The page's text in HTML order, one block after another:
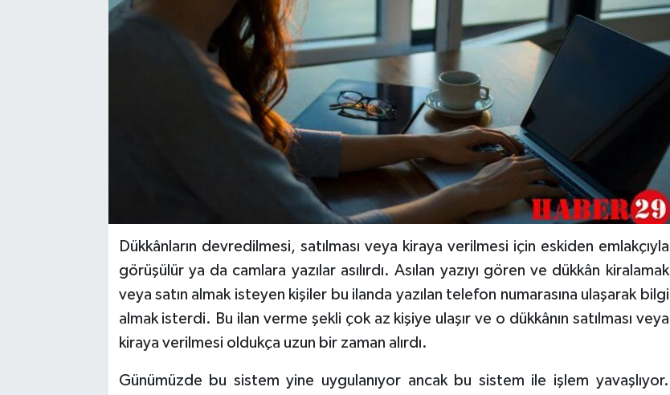
Dükkânların devredilmesi, satılması veya kiraya verilmesi için eskiden emlakçıyla
görüşülür ya da camlara yazılar asılırdı. Asılan yazıyı gören ve dükkân kiralamak
veya satın almak isteyen kişiler bu ilanda yazılan telefon numarasına ulaşarak bilgi
almak isterdi. Bu ilan verme şekli çok az kişiye ulaşır ve o dükkânın satılması veya
kiraya verilmesi oldukça uzun bir zaman alırdı.
Günümüzde bu sistem yine uygulanıyor ancak bu sistem ile işlem yavaşlıyor.